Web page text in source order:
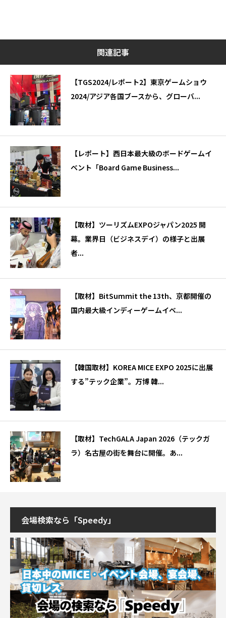
関連記事
【TGS2024/レポート2】東京ゲームショウ
2024/アジア各国ブースから、グローバ...
【レポート】西日本最大級のボードゲームイ
ベント「Board Game Business...
【取材】ツーリズムEXPOジャパン2025 開
幕。業界日（ビジネスデイ）の様子と出展
者...
【取材】BitSummit the 13th、京都開催の
国内最大級インディーゲームイベ...
【韓国取材】KOREA MICE EXPO 2025に出展
する”テック企業”。万博 韓...
【取材】TechGALA Japan 2026（テックガ
ラ）名古屋の街を舞台に開催。あ...
会場検索なら「Speedy」